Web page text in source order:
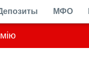
МФО